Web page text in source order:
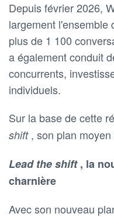
Depuis février 2026,
largement l'ensemble
plus de 1 100
a également conduit
concurrents,
individuels.
Sur la base de cette
shift , son plan
Lead the shift, la
charnière
Avec son nouveau